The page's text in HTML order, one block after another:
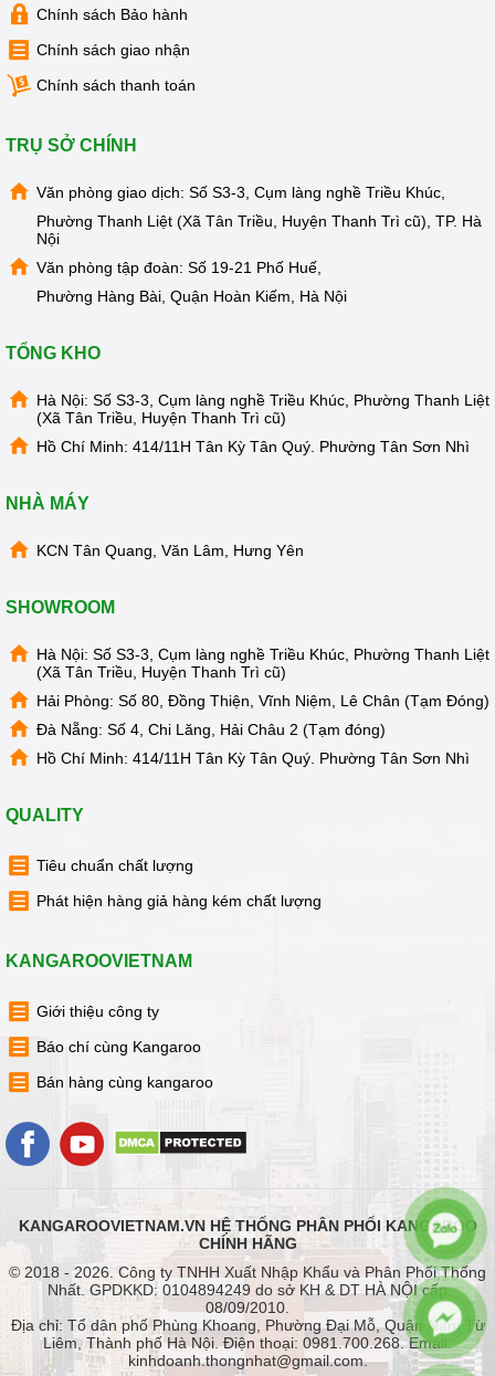
Chính sách Bảo hành
Chính sách giao nhận
Chính sách thanh toán
TRỤ SỞ CHÍNH
Văn phòng giao dịch: Số S3-3, Cụm làng nghề Triều Khúc,
Phường Thanh Liệt (Xã Tân Triều, Huyện Thanh Trì cũ), TP. Hà
Nội
Văn phòng tập đoàn: Số 19-21 Phố Huế,
Phường Hàng Bài, Quận Hoàn Kiếm, Hà Nội
TỔNG KHO
Hà Nội: Số S3-3, Cụm làng nghề Triều Khúc, Phường Thanh Liệt
(Xã Tân Triều, Huyện Thanh Trì cũ)
Hồ Chí Minh: 414/11H Tân Kỳ Tân Quý. Phường Tân Sơn Nhì
NHÀ MÁY
KCN Tân Quang, Văn Lâm, Hưng Yên
SHOWROOM
Hà Nội: Số S3-3, Cụm làng nghề Triều Khúc, Phường Thanh Liệt
(Xã Tân Triều, Huyện Thanh Trì cũ)
Hải Phòng: Số 80, Đồng Thiện, Vĩnh Niệm, Lê Chân (Tạm Đóng)
Đà Nẵng: Số 4, Chi Lăng, Hải Châu 2 (Tạm đóng)
Hồ Chí Minh: 414/11H Tân Kỳ Tân Quý. Phường Tân Sơn Nhì
QUALITY
Tiêu chuẩn chất lượng
Phát hiện hàng giả hàng kém chất lượng
KANGAROOVIETNAM
Giới thiệu công ty
Báo chí cùng Kangaroo
Bán hàng cùng kangaroo
KANGAROOVIETNAM.VN HỆ THỐNG PHÂN PHỐI KANGAROO
CHÍNH HÃNG
© 2018 - 2026. Công ty TNHH Xuất Nhập Khẩu và Phân Phối Thống
Nhất. GPDKKD: 0104894249 do sở KH & DT HÀ NỘI cấp
08/09/2010.
Địa chỉ: Tổ dân phố Phùng Khoang, Phường Đại Mỗ, Quận Nam Từ
Liêm, Thành phố Hà Nội. Điện thoại: 0981.700.268. Email:
kinhdoanh.thongnhat@gmail.com.